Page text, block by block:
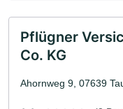
Pflügner
Co. KG
Ahornweg 9, 07639